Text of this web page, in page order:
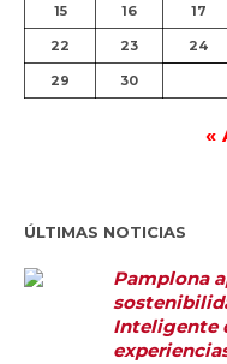
15 16 17
22 23 24
29 30
«
ÚLTIMAS NOTICIAS
Pamplona
Inteligente